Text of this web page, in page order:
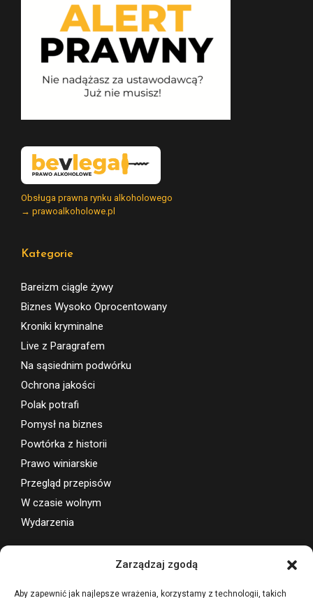
Zarządzaj zgodą
Aby zapewnić jak najlepsze wrażenia, korzystamy z technologii, takich
Obsługa prawna rynku alkoholowego
→ prawoalkoholowe.pl
Kategorie
Bareizm ciągle żywy
Biznes Wysoko Oprocentowany
Kroniki kryminalne
Live z Paragrafem
Na sąsiednim podwórku
Ochrona jakości
Polak potrafi
Pomysł na biznes
Powtórka z historii
Prawo winiarskie
Przegląd przepisów
W czasie wolnym
Wydarzenia